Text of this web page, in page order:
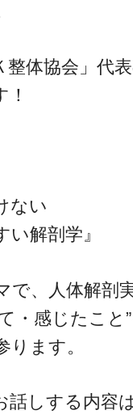
整体協会」代
ない
解剖学』
で、人体解剖
・感じたこと
ります。
話しする内容